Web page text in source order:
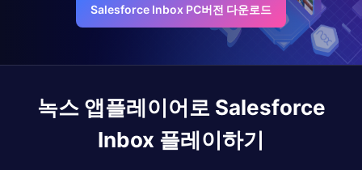
Salesforce Inbox PC버전 다운로드
녹스 앱플레이어로 Salesforce
Inbox 플레이하기